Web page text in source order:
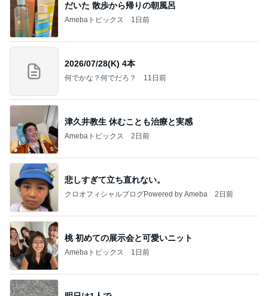
だいた 散歩から帰りの朝風呂
Amebaトピックス 1日前
2026/07/28(K) 4本
何でかな？何でだろ？ 11日前
津久井教生 休むことも治療と実感
Amebaトピックス 2日前
悲しすぎて立ち直れない。
クロオフィシャルブログPowered by Ameba 2日前
桃 初めての展示会と可愛いニット
Amebaトピックス 1日前